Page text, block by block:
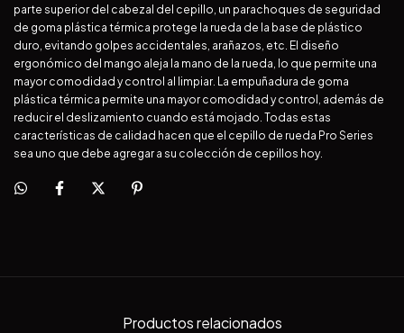
parte superior del cabezal del cepillo, un parachoques de seguridad
de goma plástica térmica protege la rueda de la base de plástico
duro, evitando golpes accidentales, arañazos, etc. El diseño
ergonómico del mango aleja la mano de la rueda, lo que permite una
mayor comodidad y control al limpiar. La empuñadura de goma
plástica térmica permite una mayor comodidad y control, además de
reducir el deslizamiento cuando está mojado. Todas estas
características de calidad hacen que el cepillo de rueda Pro Series
sea uno que debe agregar a su colección de cepillos hoy.
Productos relacionados